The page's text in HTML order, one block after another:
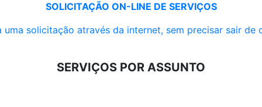
SOLICITAÇÃO ON-LINE DE SERVIÇOS
uma solicitação através da internet, sem precisar sair de
SERVIÇOS POR ASSUNTO